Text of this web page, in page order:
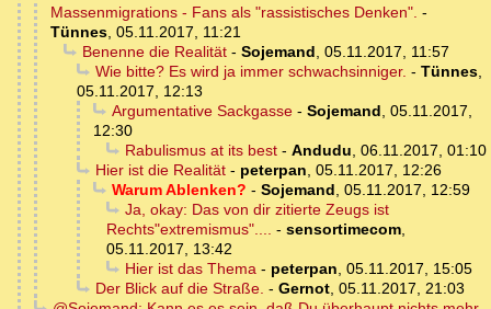
Massenmigrations - Fans als "rassistisches Denken". -
Tünnes, 05.11.2017, 11:21
Benenne die Realität- Sojemand, 05.11.2017, 11:57
Wie bitte? Es wird ja immer schwachsinniger. - Tünnes,
05.11.2017, 12:13
Argumentative Sackgasse- Sojemand, 05.11.2017,
12:30
Rabulismus at its best- Andudu, 06.11.2017, 01:10
Hier ist die Realität- peterpan, 05.11.2017, 12:26
Warum Ablenken? - Sojemand, 05.11.2017, 12:59
Ja, okay: Das von dir zitierte Zeugs ist
Rechts"extremismus".... - sensortimecom,
05.11.2017, 13:42
Hier ist das Thema- peterpan, 05.11.2017, 15:05
Der Blick auf die Straße. - Gernot, 05.11.2017, 21:03